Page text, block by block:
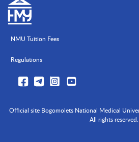
NMU Tuition Fees
Regulations
Official site Bogomolets National Medical
All rights reserved.